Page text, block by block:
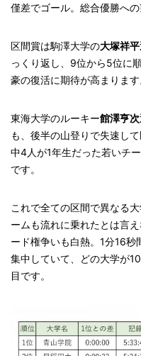
僅差でゴール。総合優勝への
区間賞は駒澤大学の大塚祥
っくり返し、9位から5位に
豪の復活に期待が高まります
東海大学のルーキー館澤亨
も、後半の山登りで失速し
中4人が1年生だった若いチ
です。
これで全ての区間で異なる
ームも流れに乗れたとは言
ード権争いも白熱。1分16
集中していて、どの大学が
目です。